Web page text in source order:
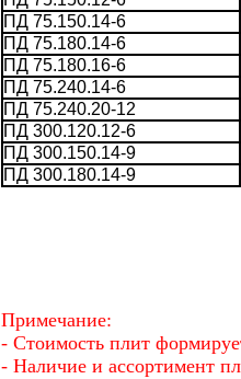
ПД 75.150.14-6
ПД 75.180.14-6
ПД 75.180.16-6
ПД 75.240.14-6
ПД 75.240.20-12
ПД 300.120.12-6
ПД 300.150.14-9
ПД 300.180.14-9
Примечание:
- Стоимость плит
- Наличие и ассортимент